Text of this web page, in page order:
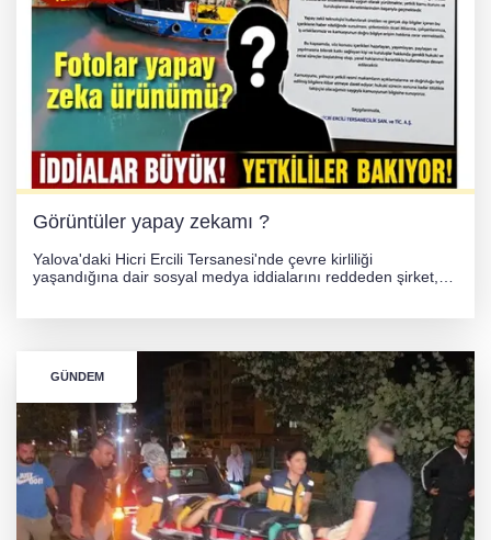
Görüntüler yapay zekamı ?
Yalova'daki Hicri Ercili Tersanesi'nde çevre kirliliği
yaşandığına dair sosyal medya iddialarını reddeden şirket,
GÜNDEM